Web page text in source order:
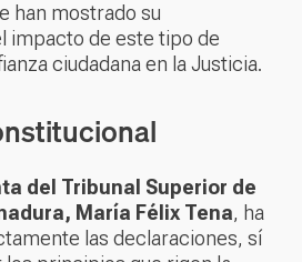
han mostrado su
impacto de este tipo de
ciudadana en la Justicia.
del Tribunal Superior de
María Félix Tena, ha
las declaraciones, sí